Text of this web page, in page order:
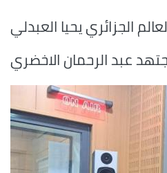
الجزائري يحيا العبدلي
عبد الرحمان الاخضري